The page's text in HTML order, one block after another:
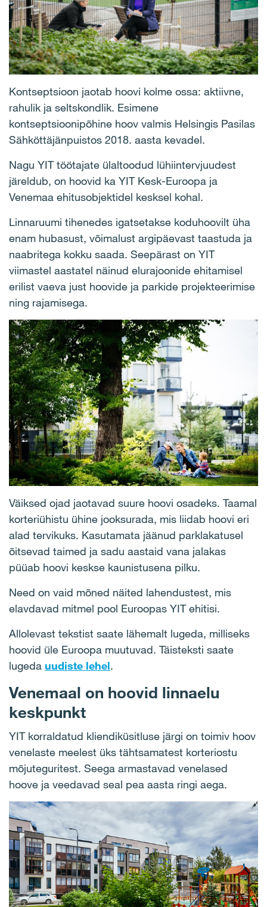
Kontseptsioon jaotab hoovi kolme ossa: aktiivne,
rahulik ja seltskondlik. Esimene
kontseptsioonipõhine hoov valmis Helsingis Pasilas
Sähköttäjänpuistos 2018. aasta kevadel.
Nagu YIT töötajate ülaltoodud lühiintervjuudest
järeldub, on hoovid ka YIT Kesk-Euroopa ja
Venemaa ehitusobjektidel kesksel kohal.
Linnaruumi tihenedes igatsetakse koduhoovilt üha
enam hubasust, võimalust argipäevast taastuda ja
naabritega kokku saada. Seepärast on YIT
viimastel aastatel näinud elurajoonide ehitamisel
erilist vaeva just hoovide ja parkide projekteerimise
ning rajamisega.
Väiksed ojad jaotavad suure hoovi osadeks. Taamal
korteriühistu ühine jooksurada, mis liidab hoovi eri
alad tervikuks. Kasutamata jäänud parklakatusel
õitsevad taimed ja sadu aastaid vana jalakas
püüab hoovi keskse kaunistusena pilku.
Need on vaid mõned näited lahendustest, mis
elavdavad mitmel pool Euroopas YIT ehitisi.
Allolevast tekstist saate lähemalt lugeda, milliseks
hoovid üle Euroopa muutuvad. Täisteksti saate
lugeda uudiste lehel.
Venemaal on hoovid linnaelu
keskpunkt
YIT korraldatud kliendiküsitluse järgi on toimiv hoov
venelaste meelest üks tähtsamatest korteriostu
mõjuteguritest. Seega armastavad venelased
hoove ja veedavad seal pea aasta ringi aega.